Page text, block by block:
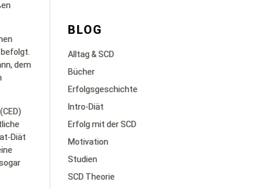
dem
Diät
BLOG
Alltag & SCD
Bücher
Erfolgsgeschichte
Intro-Diät
Erfolg mit der SCD
Motivation
Studien
SCD Theorie